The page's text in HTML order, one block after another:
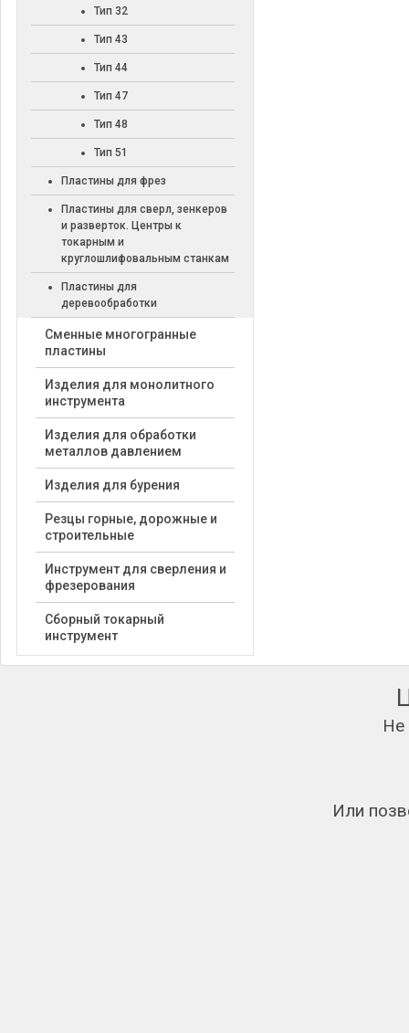
Тип 32
Тип 43
Тип 44
Тип 47
Тип 48
Тип 51
Пластины для фрез
Пластины для сверл, зенкеров
и разверток. Центры к
токарным и
круглошлифовальным станкам
Пластины для
деревообработки
Cменные многогранные
пластины
Изделия для монолитного
инструмента
Изделия для обработки
металлов давлением
Изделия для бурения
Резцы горные, дорожные и
строительные
Инструмент для сверления и
фрезерования
Сборный токарный
инструмент
Не
Или